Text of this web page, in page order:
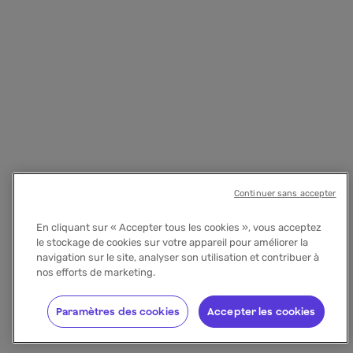
En cliquant sur « Accepter tous les cookies », vous acceptez
le stockage de cookies sur votre appareil pour améliorer la
navigation sur le site, analyser son utilisation et contribuer à
nos efforts de marketing.
Accepter les cookies
Paramètres des cookies
Continuer sans accepter